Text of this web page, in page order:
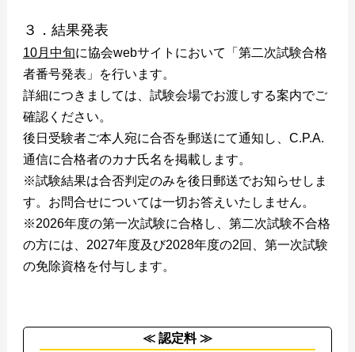
３．結果発表
10月中旬に協会webサイトにおいて「第二次試験合格
者番号発表」を行います。
詳細につきましては、試験会場でお渡しする案内でご
確認ください。
後日受験者ご本人宛に合否を郵送にて通知し、C.P.A.
通信に合格者のカナ氏名を掲載します。
※試験結果は合否判定のみを後日郵送でお知らせしま
す。お問合せについては一切お答えいたしません。
※2026年度の第一次試験に合格し、第二次試験不合格
の方には、2027年度及び2028年度の2回、第一次試験
の免除資格を付与します。
≪ 認定料 ≫